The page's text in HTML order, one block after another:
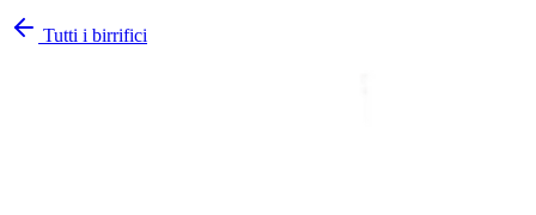
Tutti i birrifici